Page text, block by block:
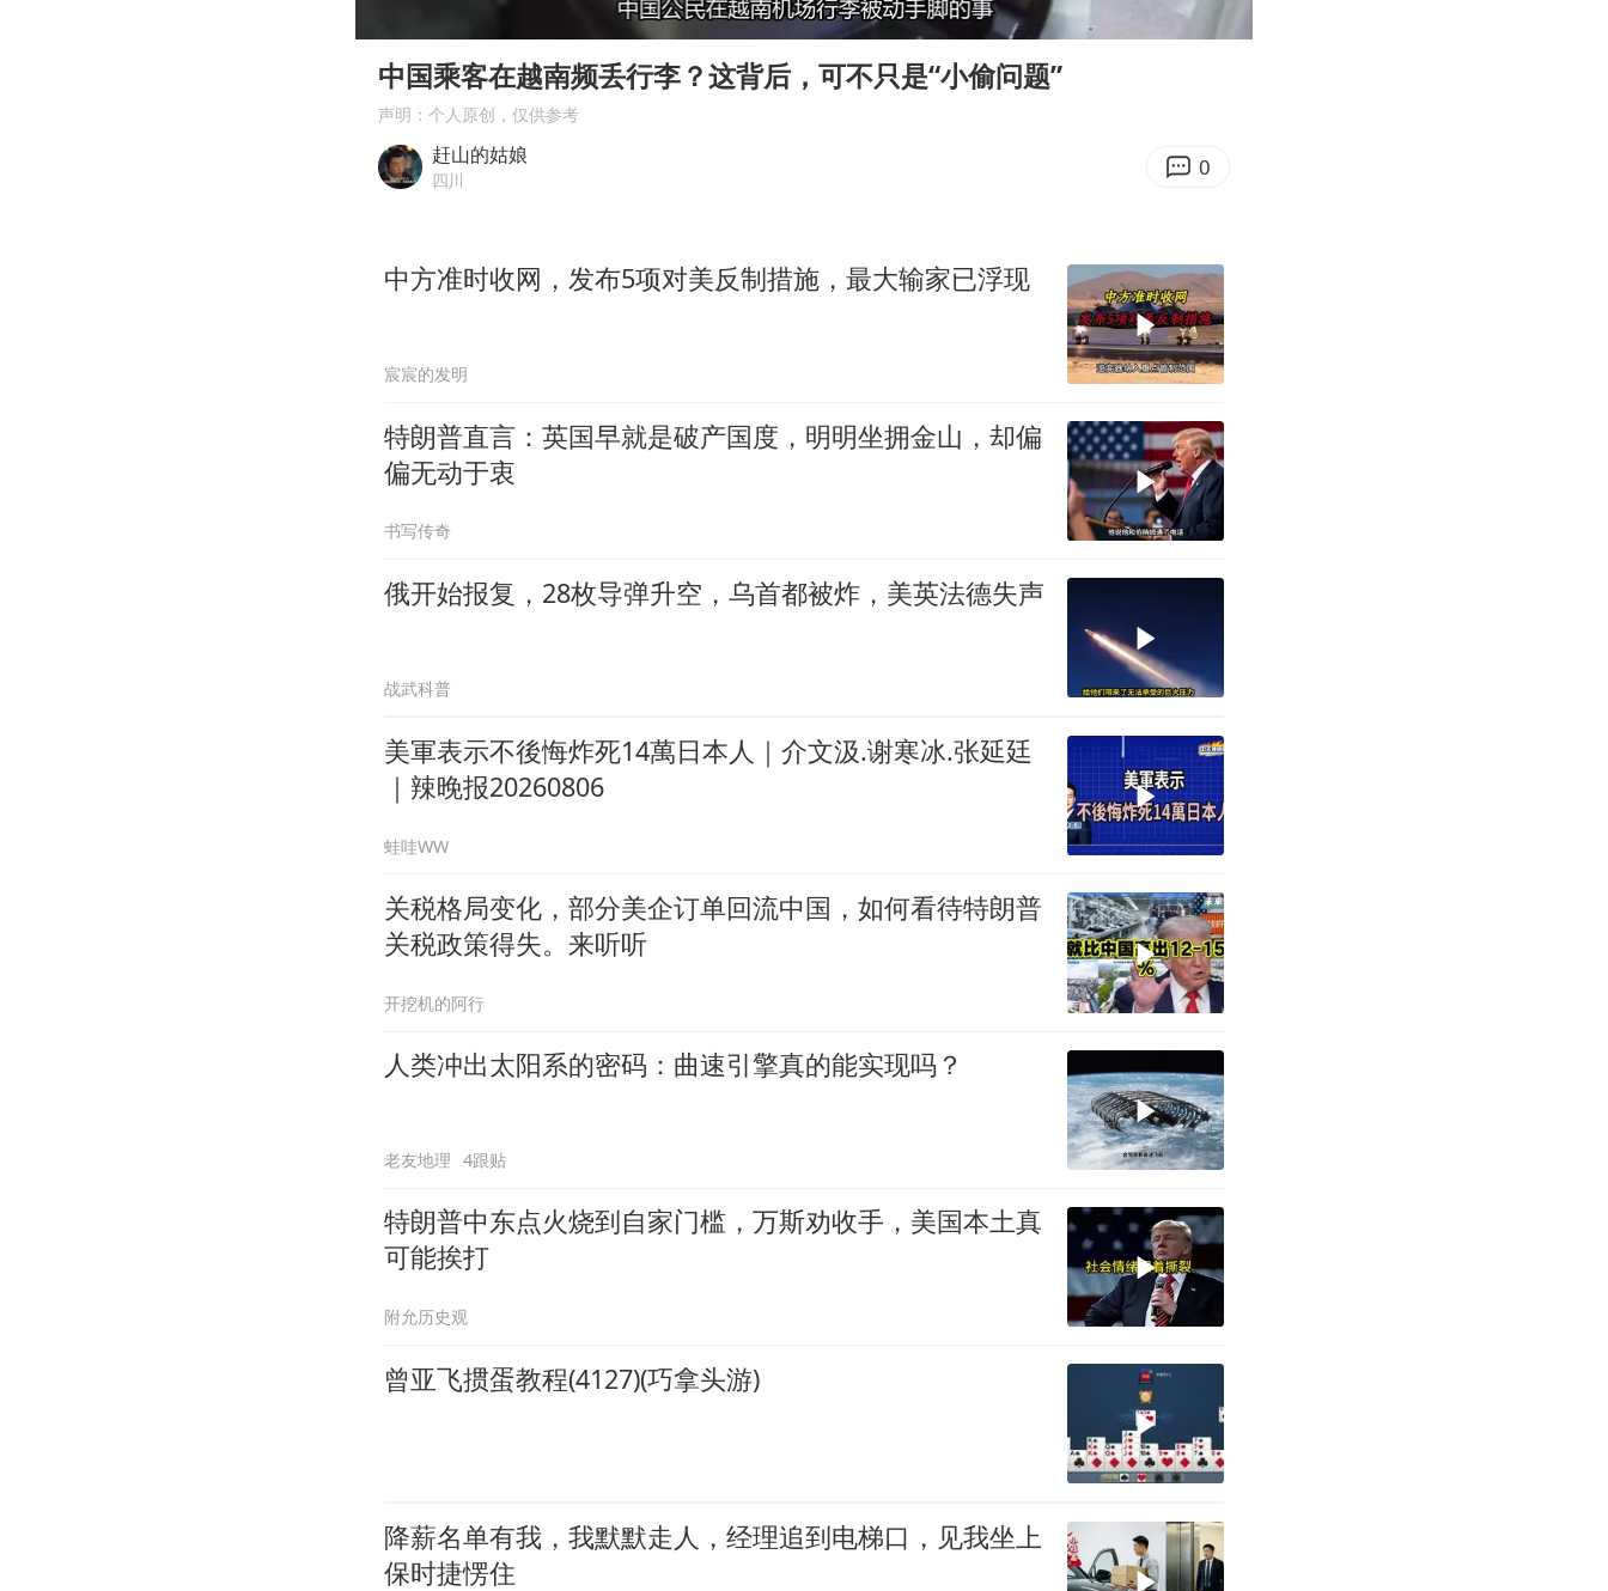
白海豚将正面袭击贯穿浙江
酒店回应车内过夜被收150元
36岁男演员成景区NPC后人气爆棚
03:31
中国乘客在越南频丢行李？这背后，可不只是“小偷问题”
声明：个人原创，仅供参考
赶山的姑娘
四川 0
中方准时收网，发布5项对美反制措施，最大输家已浮现
宸宸的发明
特朗普直言：英国早就是破产国度，明明坐拥金山，却偏
偏无动于衷
书写传奇
俄开始报复，28枚导弹升空，乌首都被炸，美英法德失声
战武科普
美軍表示不後悔炸死14萬日本人｜介文汲.谢寒冰.张延廷
｜辣晚报20260806
蛙哇WW
关税格局变化，部分美企订单回流中国，如何看待特朗普
关税政策得失。来听听
开挖机的阿行
人类冲出太阳系的密码：曲速引擎真的能实现吗？
老友地理 4跟贴
特朗普中东点火烧到自家门槛，万斯劝收手，美国本土真
可能挨打
附允历史观
曾亚飞掼蛋教程(4127)(巧拿头游)
降薪名单有我，我默默走人，经理追到电梯口，见我坐上
保时捷愣住